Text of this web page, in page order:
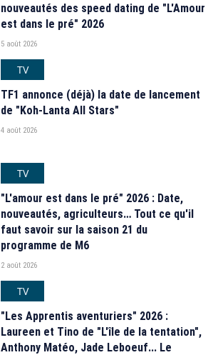
nouveautés des speed dating de "L'Amour
est dans le pré" 2026
5 août 2026
TV
TF1 annonce (déjà) la date de lancement
de "Koh-Lanta All Stars"
4 août 2026
TV
"L'amour est dans le pré" 2026 : Date,
nouveautés, agriculteurs… Tout ce qu'il
faut savoir sur la saison 21 du
programme de M6
2 août 2026
TV
"Les Apprentis aventuriers" 2026 :
Laureen et Tino de "L'île de la tentation",
Anthony Matéo, Jade Leboeuf... Le